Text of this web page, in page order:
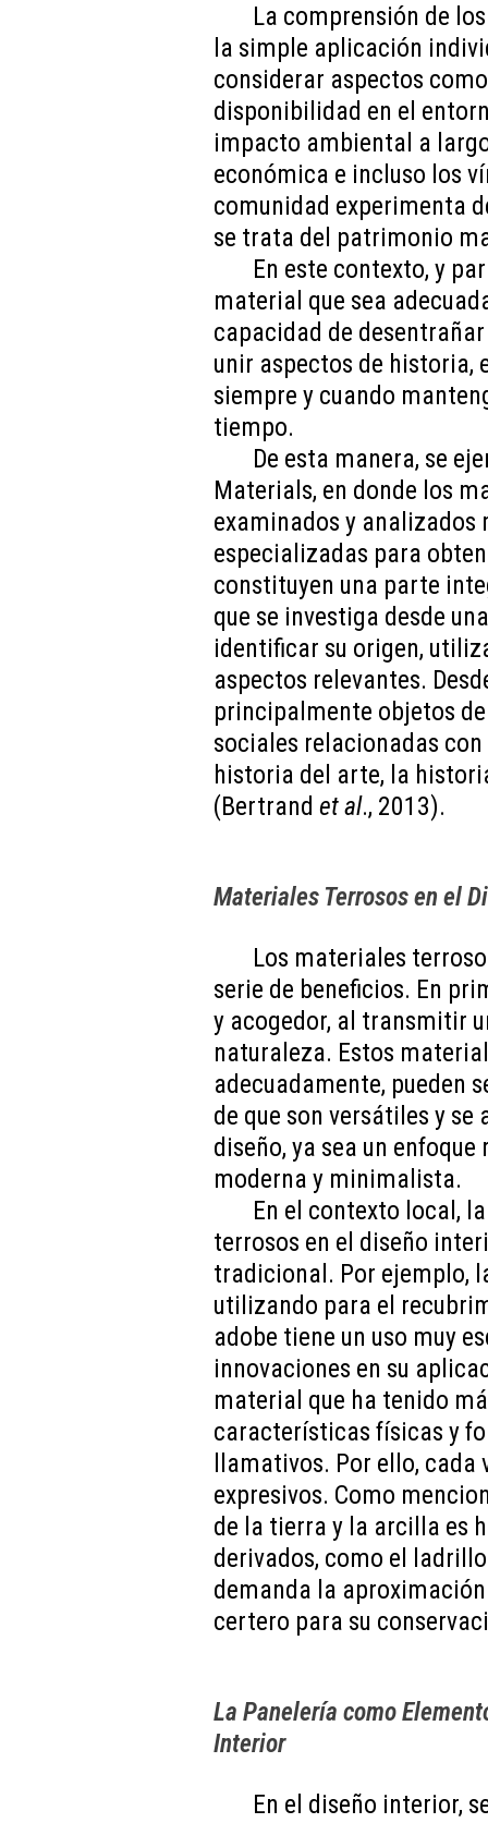
La comprensión de
la simple aplicación
considerar aspectos
disponibilidad en el
impacto ambiental a
económica e incluso los
comunidad experimenta
se trata del patrimonio
En este contexto, y
material que sea
capacidad de
unir aspectos de historia,
siempre y cuando
tiempo.
De esta manera, se
Materials, en donde los
examinados y
especializadas para
constituyen una parte
que se investiga desde
identificar su origen,
aspectos relevantes.
principalmente objetos
sociales relacionadas
historia del arte, la
(Bertrand et al., 2013).
Materiales Terrosos en el
Los materiales
serie de beneficios. En
y acogedor, al transmitir
naturaleza. Estos
adecuadamente, pueden
de que son versátiles y
diseño, ya sea un
moderna y minimalista.
En el contexto local,
terrosos en el diseño
tradicional. Por ejemplo,
utilizando para el
adobe tiene un uso muy
innovaciones en su
material que ha tenido
características físicas y
llamativos. Por ello,
expresivos. Como
de la tierra y la arcilla es
derivados, como el
demanda la
certero para su
La Panelería como
Interior
En el diseño interior,